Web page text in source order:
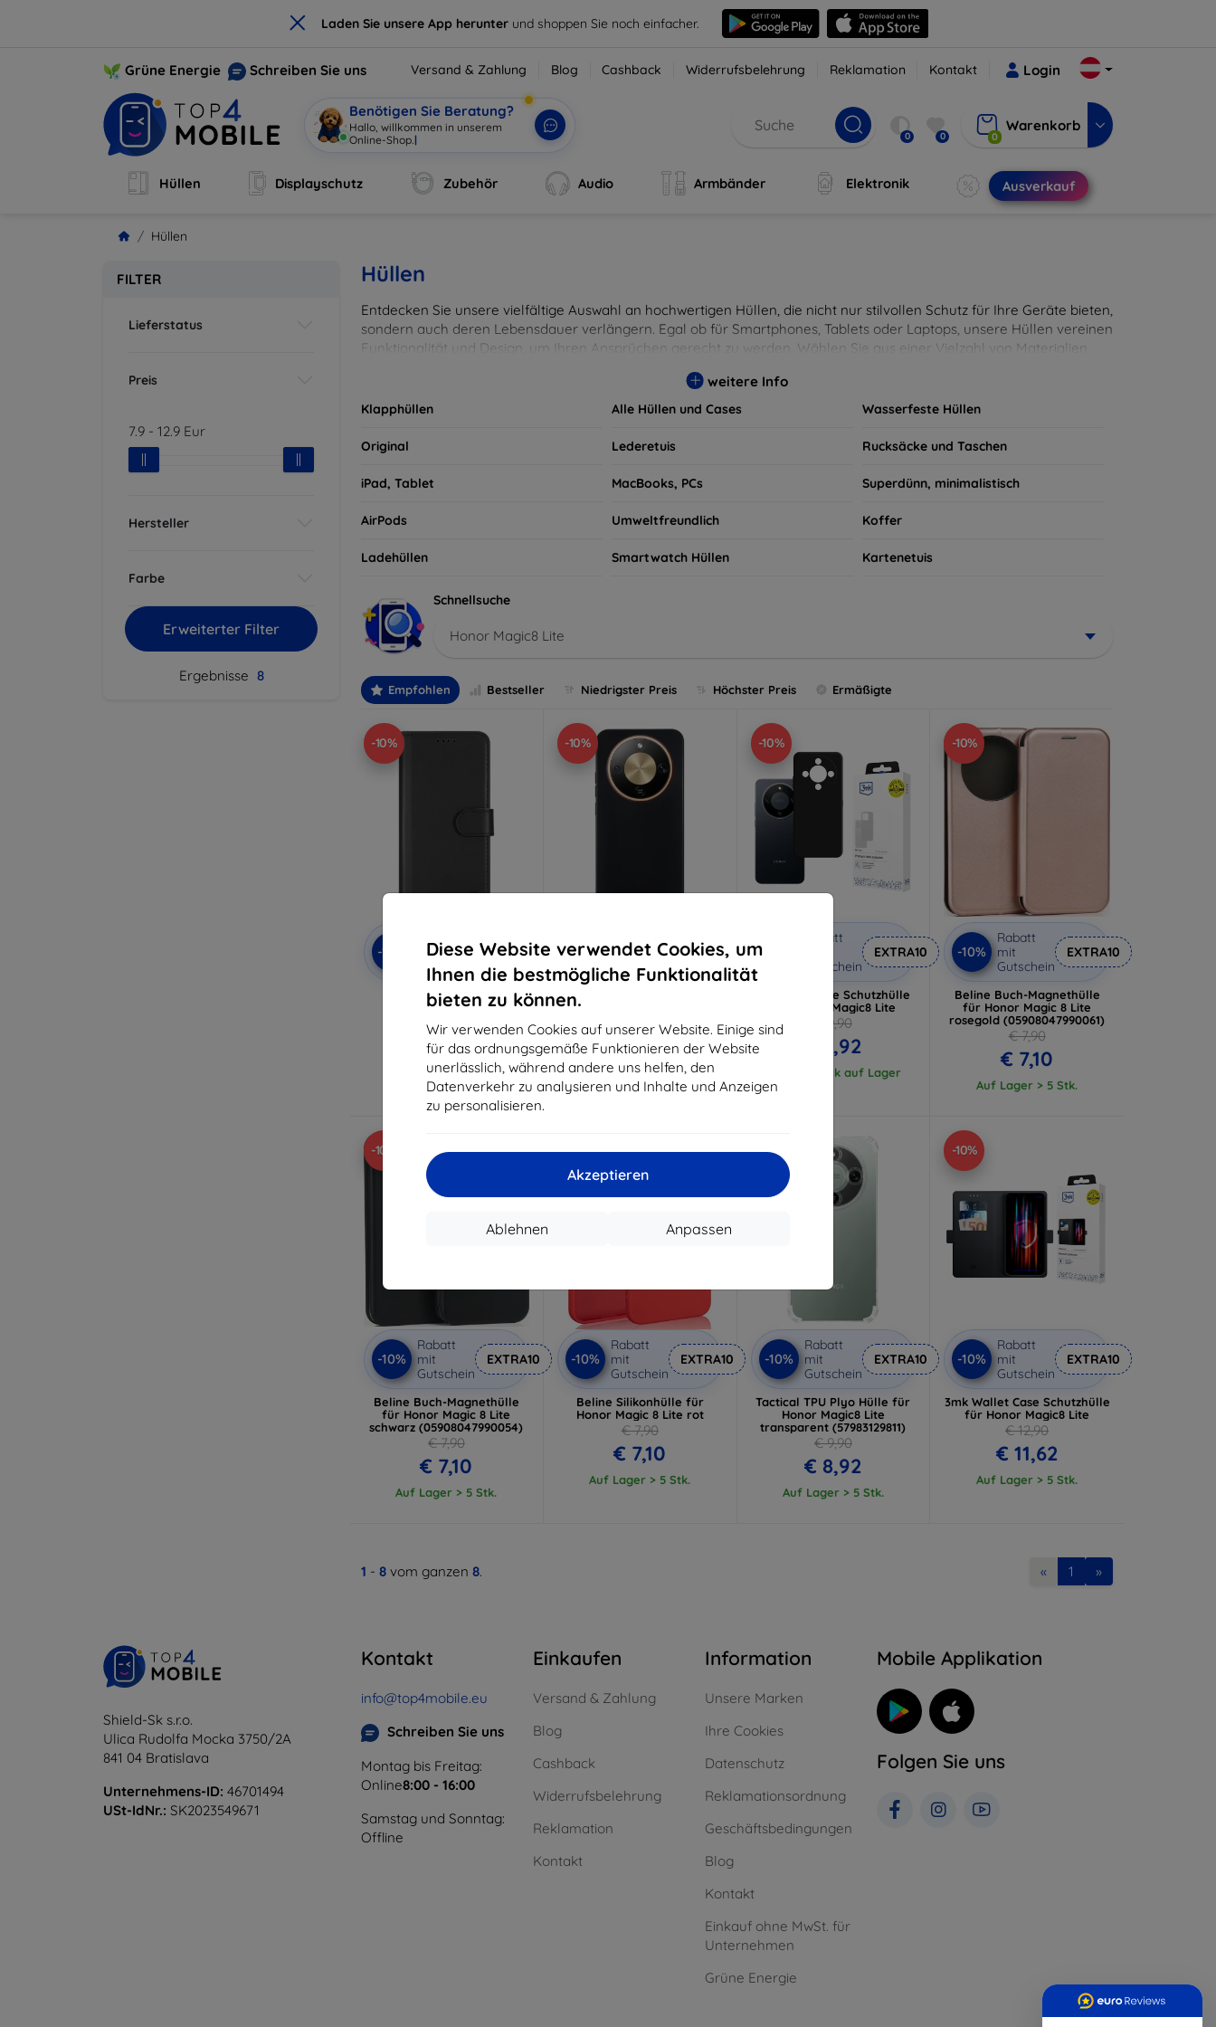
× Laden Sie unsere App herunter und shoppen Sie noch einfacher.
Diese Website verwendet Cookies, um
Ihnen die bestmögliche Funktionalität
bieten zu können.
Wir verwenden Cookies auf unserer Website. Einige sind
für das ordnungsgemäße Funktionieren der Website
unerlässlich, während andere uns helfen, den
Datenverkehr zu analysieren und Inhalte und Anzeigen
zu personalisieren.
Akzeptieren
Anpassen
Ablehnen
Grüne Energie Schreiben Sie uns Versand & Zahlung Blog Cashback Widerrufsbelehrung Reklamation Kontakt Login
Benötigen Sie Beratung?
Hallo, willkommen in unserem
Online-Shop. | 0 0 0
Warenkorb
Hüllen Displayschutz Zubehör Audio Armbänder Elektronik Ausverkauf
Hüllen
FILTER
Lieferstatus
Preis
7.9 - 12.9 Eur
Hersteller
Farbe
Erweiterter Filter
Ergebnisse 8
Hüllen
Entdecken Sie unsere vielfältige Auswahl an hochwertigen Hüllen, die nicht nur stilvollen Schutz für Ihre Geräte bieten,
sondern auch deren Lebensdauer verlängern. Egal ob für Smartphones, Tablets oder Laptops, unsere Hüllen vereinen
Funktionalität und Design, um Ihren Ansprüchen gerecht zu werden. Wählen Sie aus einer Vielzahl von Materialien
weitere Info
Klapphüllen Alle Hüllen und Cases Wasserfeste Hüllen
Original Lederetuis Rucksäcke und Taschen
iPad, Tablet MacBooks, PCs Superdünn, minimalistisch
AirPods Umweltfreundlich Koffer
Ladehüllen Smartwatch Hüllen Kartenetuis
Schnellsuche
Honor Magic8 Lite
Empfohlen Bestseller Niedrigster Preis Höchster Preis Ermäßigte
-10%
-10%
mit
Gutschein
EXTRA10
Tactical Field Notes
Bookcover für Honor
(57983129595)
€ 10,90
€ 9,80
Auf Lager > 5 Stk.
-10%
-10%
mit
Gutschein
EXTRA10
Tactical TPU Hülle für Honor
€ 9,90
€ 8,92
Auf Lager > 5 Stk.
-10%
Rabatt
Gutschein
EXTRA10
3mk Matt Case Schutzhülle
für Honor Magic8 Lite
€ 9,90
€ 8,92
Letztes Stück auf Lager
-10%
-10%
Rabatt
mit
Gutschein
EXTRA10
Beline Buch-Magnethülle
für Honor Magic 8 Lite
rosegold (05908047990061)
€ 7,90
€ 7,10
Auf Lager > 5 Stk.
-10%
-10%
Rabatt
mit
Gutschein
EXTRA10
Beline Buch-Magnethülle
für Honor Magic 8 Lite
schwarz (05908047990054)
€ 7,90
€ 7,10
Auf Lager > 5 Stk.
-10%
-10%
Rabatt
mit
Gutschein
EXTRA10
Beline Silikonhülle für
Honor Magic 8 Lite rot
€ 7,90
€ 7,10
Auf Lager > 5 Stk.
-10%
-10%
Rabatt
mit
Gutschein
EXTRA10
Tactical TPU Plyo Hülle für
Honor Magic8 Lite
transparent (57983129811)
€ 9,90
€ 8,92
Auf Lager > 5 Stk.
-10%
-10%
Rabatt
mit
Gutschein
EXTRA10
3mk Wallet Case Schutzhülle
für Honor Magic8 Lite
€ 12,90
€ 11,62
Auf Lager > 5 Stk.
1 - 8 vom ganzen 8. « 1 »
Shield-Sk s.r.o.
Ulica Rudolfa Mocka 3750/2A
841 04 Bratislava
Unternehmens-ID: 46701494
USt-IdNr.: SK2023549671
Kontakt
info@top4mobile.eu
Schreiben Sie uns
Montag bis Freitag:
Online8:00 - 16:00
Samstag und Sonntag:
Offline
Einkaufen
Versand & Zahlung
Blog
Cashback
Widerrufsbelehrung
Reklamation
Kontakt
Information
Unsere Marken
Ihre Cookies
Datenschutz
Reklamationsordnung
Geschäftsbedingungen
Blog
Kontakt
Einkauf ohne MwSt. für
Unternehmen
Grüne Energie
Mobile Applikation
Folgen Sie uns